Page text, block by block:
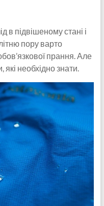
в підвішеному стані і
пору варто
прання. Але
які необхідно знати.